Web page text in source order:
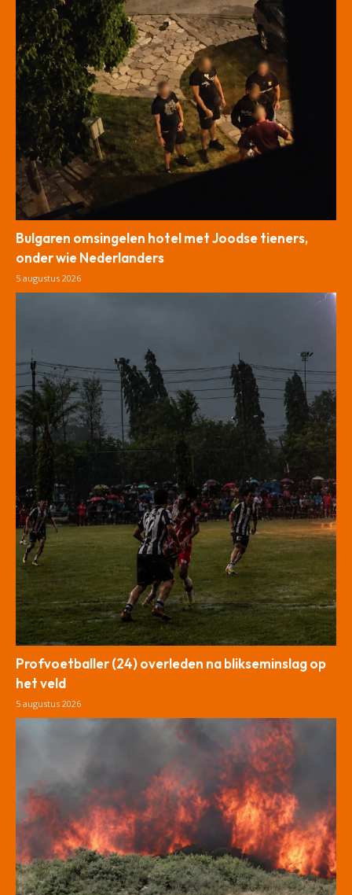
Bulgaren omsingelen hotel met Joodse tieners,
onder wie Nederlanders
5 augustus 2026
Profvoetballer (24) overleden na blikseminslag op
het veld
5 augustus 2026